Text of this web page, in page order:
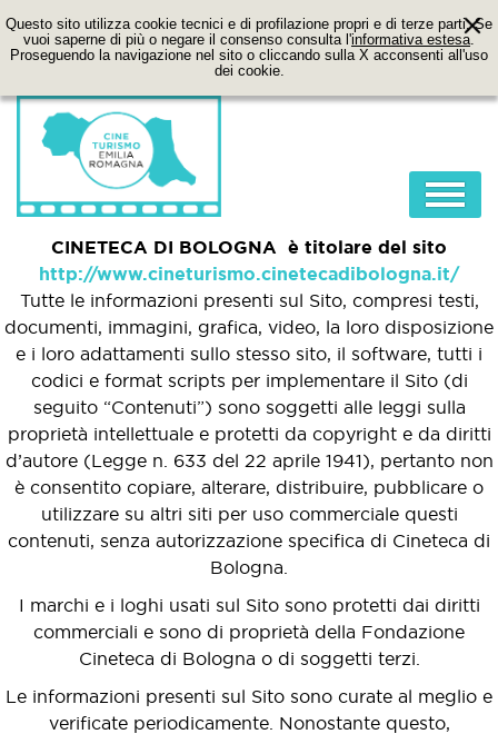
Questo sito utilizza cookie tecnici e di profilazione propri e di terze parti. Se
vuoi saperne di più o negare il consenso consulta l'informativa estesa.
Proseguendo la navigazione nel sito o cliccando sulla X acconsenti all'uso
dei cookie.
HOME
ABOUT
FILM
LOCATION
ITINERARI
CONTATTI
CINETECA DI BOLOGNA è titolare del sito
http://www.cineturismo.cinetecadibologna.it/
Tutte le informazioni presenti sul Sito, compresi testi,
documenti, immagini, grafica, video, la loro disposizione
e i loro adattamenti sullo stesso sito, il software, tutti i
codici e format scripts per implementare il Sito (di
seguito “Contenuti”) sono soggetti alle leggi sulla
proprietà intellettuale e protetti da copyright e da diritti
d’autore (Legge n. 633 del 22 aprile 1941), pertanto non
è consentito copiare, alterare, distribuire, pubblicare o
utilizzare su altri siti per uso commerciale questi
contenuti, senza autorizzazione specifica di Cineteca di
Bologna.
I marchi e i loghi usati sul Sito sono protetti dai diritti
commerciali e sono di proprietà della Fondazione
Cineteca di Bologna o di soggetti terzi.
Le informazioni presenti sul Sito sono curate al meglio e
verificate periodicamente. Nonostante questo,